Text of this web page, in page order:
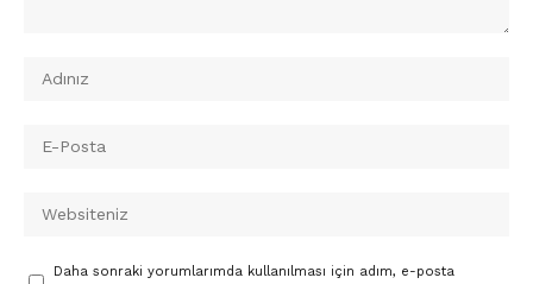
Daha sonraki yorumlarımda kullanılması için adım, e-posta